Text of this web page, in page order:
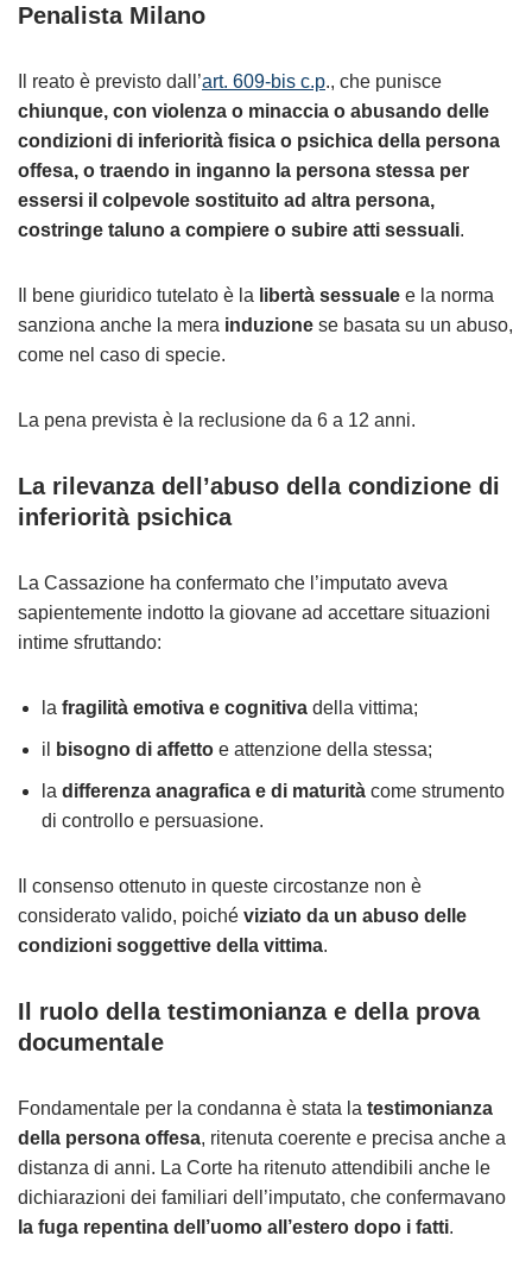
Penalista Milano
Il reato è previsto dall’art. 609-bis c.p., che punisce
chiunque, con violenza o minaccia o abusando delle
condizioni di inferiorità fisica o psichica della persona
offesa, o traendo in inganno la persona stessa per
essersi il colpevole sostituito ad altra persona,
costringe taluno a compiere o subire atti sessuali.
Il bene giuridico tutelato è la libertà sessuale e la norma
sanziona anche la mera induzione se basata su un abuso,
come nel caso di specie.
La pena prevista è la reclusione da 6 a 12 anni.
La rilevanza dell’abuso della condizione di
inferiorità psichica
La Cassazione ha confermato che l’imputato aveva
sapientemente indotto la giovane ad accettare situazioni
intime sfruttando:
la fragilità emotiva e cognitiva della vittima;
il bisogno di affetto e attenzione della stessa;
la differenza anagrafica e di maturità come strumento
di controllo e persuasione.
Il consenso ottenuto in queste circostanze non è
considerato valido, poiché viziato da un abuso delle
condizioni soggettive della vittima.
Il ruolo della testimonianza e della prova
documentale
Fondamentale per la condanna è stata la testimonianza
della persona offesa, ritenuta coerente e precisa anche a
distanza di anni. La Corte ha ritenuto attendibili anche le
dichiarazioni dei familiari dell’imputato, che confermavano
la fuga repentina dell’uomo all’estero dopo i fatti.